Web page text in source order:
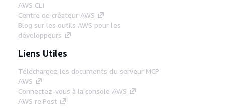
AWS CLI
Centre de créateur AWS
Blog sur les outils AWS pour les
développeurs
Liens Utiles
Téléchargez les documents du serveur MCP
AWS
Connectez-vous à la console AWS
AWS re:Post